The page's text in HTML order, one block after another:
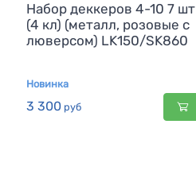
Набор деккеров 4-10 7 шт
(4 кл) (металл, розовые с
люверсом) LK150/SK860
Новинка
3 300 руб